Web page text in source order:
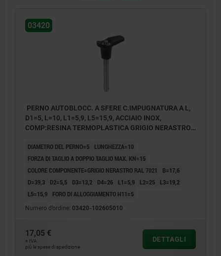
03420
PERNO AUTOBLOCC. A SFERE C.IMPUGNATURA A L,
D1=5, L=10, L1=5,9, L5=15,9, ACCIAIO INOX,
COMP:RESINA TERMOPLASTICA GRIGIO NERASTRO
DIAMETRO DEL PERNO=5
LUNGHEZZA=10
FORZA DI TAGLIO A DOPPIO TAGLIO MAX. KN=15
COLORE COMPONENTE=GRIGIO NERASTRO RAL 7021
B=17,6
D=39,3
D2=5,5 D3=13,2 D4=26 L1=5,9 L2=25
L3=19,2
L5=15,9
FORO DI ALLOGGIAMENTO H11=5
Numero d’ordine: 03420-102605010
17,05 €
+ IVA
più le spese di spedizione
DETTAGLI